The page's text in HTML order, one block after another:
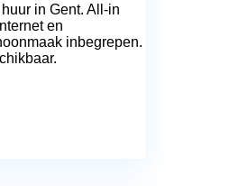
in Gent. All-in
en
inbegrepen.